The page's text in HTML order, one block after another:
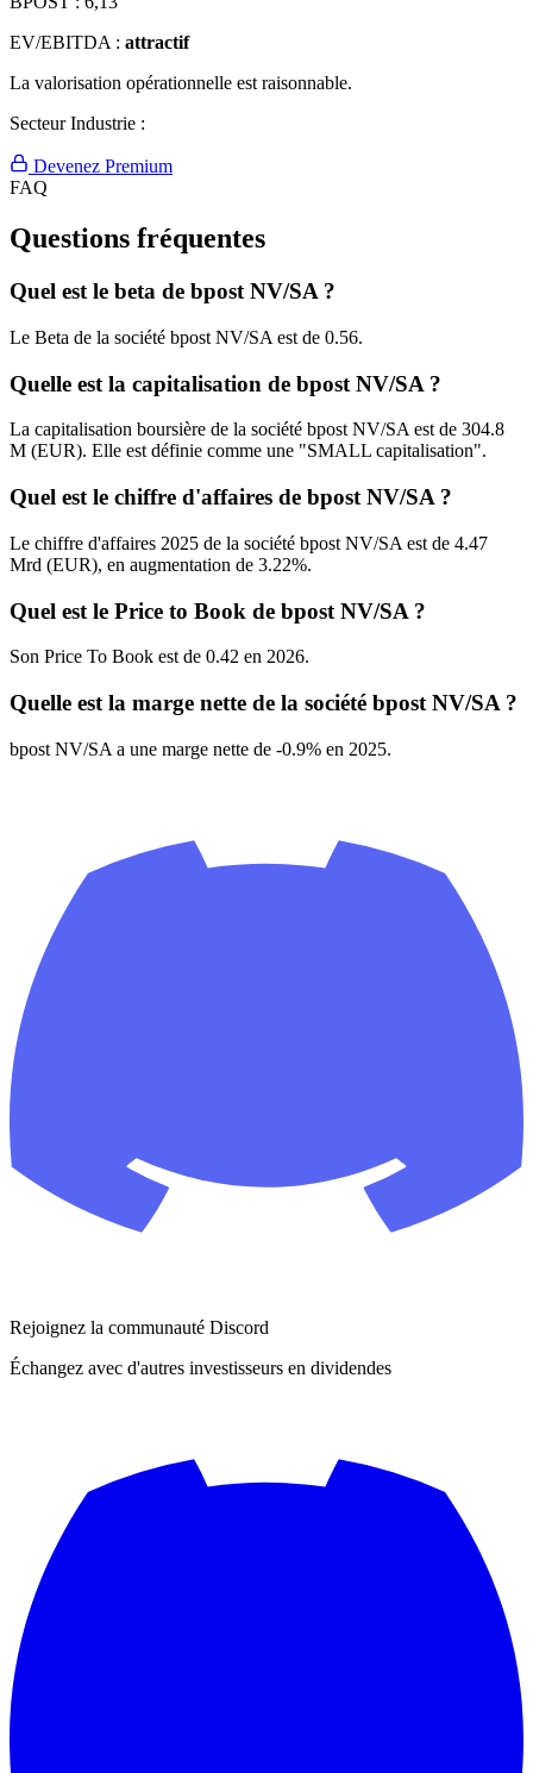
EV/EBITDA : attractif
La valorisation opérationnelle est raisonnable.
Secteur Industrie :
Devenez Premium
FAQ
Questions fréquentes
Quel est le beta de bpost NV/SA ?
Le Beta de la société bpost NV/SA est de 0.56.
Quelle est la capitalisation de bpost NV/SA ?
La capitalisation boursière de la société bpost NV/SA est de 304.8
M (EUR). Elle est définie comme une "SMALL capitalisation".
Quel est le chiffre d'affaires de bpost NV/SA ?
Le chiffre d'affaires 2025 de la société bpost NV/SA est de 4.47
Mrd (EUR), en augmentation de 3.22%.
Quel est le Price to Book de bpost NV/SA ?
Son Price To Book est de 0.42 en 2026.
Quelle est la marge nette de la société bpost NV/SA ?
bpost NV/SA a une marge nette de -0.9% en 2025.
Rejoignez la communauté Discord
Échangez avec d'autres investisseurs en dividendes